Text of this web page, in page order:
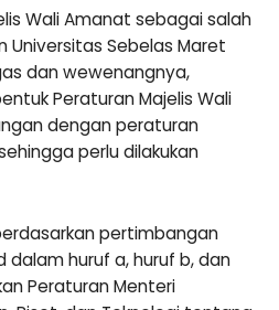
Wali Amanat sebagai salah
Universitas Sebelas Maret
dan wewenangnya,
Peraturan Majelis Wali
dengan peraturan
perlu dilakukan
pertimbangan
huruf a, huruf b, dan
Peraturan Menteri